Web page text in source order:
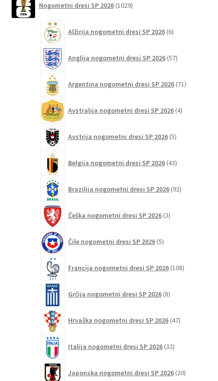
izdelka
Nogometni dresi SP 2026 1029izdelkov
Alžirija nogometni dresi SP 2026 6izdelkov
Anglija nogometni dresi SP 2026 57izdelkov
Argentina nogometni dresi SP 2026 71izdelkov
Avstralija nogometni dresi SP 2026 4izdelki
Avstrija nogometni dresi SP 2026 5izdelkov
Belgija nogometni dresi SP 2026 43izdelkov
Brazilija nogometni dresi SP 2026 92izdelkov
Češka nogometni dresi SP 2026 3izdelki
Čile nogometni dresi SP 2026 5izdelkov
Francija nogometni dresi SP 2026 108izdelkov
Grčija nogometni dresi SP 2026 8izdelkov
Hrvaška nogometni dresi SP 2026 47izdelkov
Italija nogometni dresi SP 2026 32izdelkov
Japonska nogometni dresi SP 2026 20izdelkov